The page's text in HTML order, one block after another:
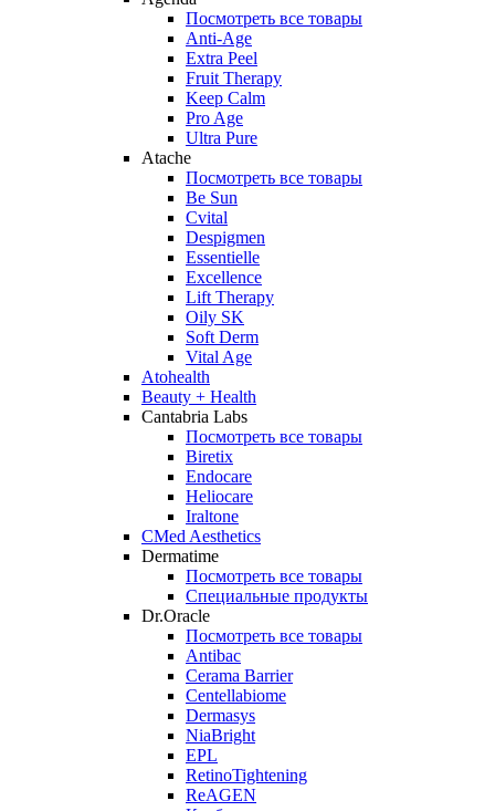
Посмотреть все товары
Anti‑Age
Extra Peel
Fruit Therapy
Keep Calm
Pro Age
Ultra Pure
Atache
Посмотреть все товары
Be Sun
Cvital
Despigmen
Essentielle
Excellence
Lift Therapy
Oily SK
Soft Derm
Vital Age
Atohealth
Beauty + Health
Cantabria Labs
Посмотреть все товары
Biretix
Endocare
Heliocare
Iraltone
CMed Aesthetics
Dermatime
Посмотреть все товары
Специальные продукты
Dr.Oracle
Посмотреть все товары
Antibac
Cerama Barrier
Centellabiome
Dermasys
NiaBright
EPL
RetinoTightening
ReAGEN